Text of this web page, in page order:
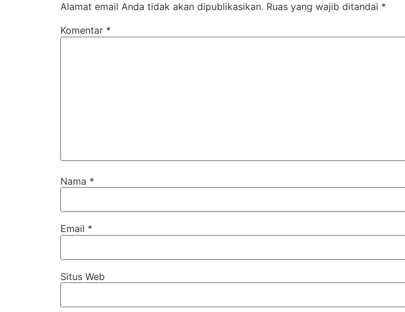
Alamat email Anda tidak akan dipublikasikan. Ruas yang wajib ditandai *
Komentar *
Nama *
Email *
Situs Web